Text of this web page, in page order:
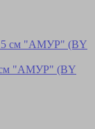
см "АМУР" (BY